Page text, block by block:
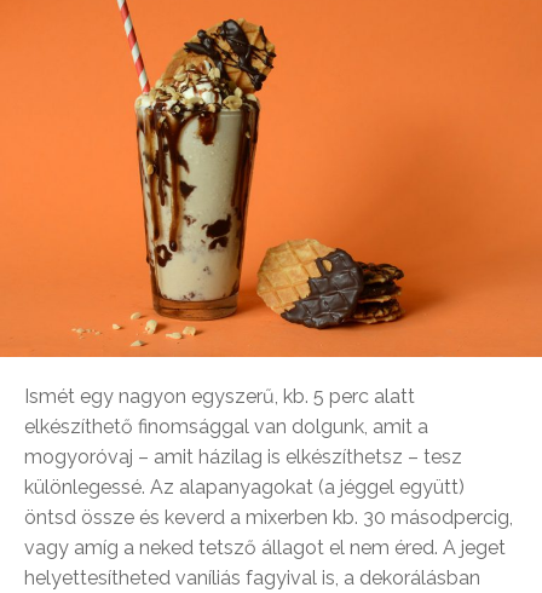
Ismét egy nagyon egyszerű, kb. 5 perc alatt
elkészíthető finomsággal van dolgunk, amit a
mogyoróvaj – amit házilag is elkészíthetsz – tesz
különlegessé. Az alapanyagokat (a jéggel együtt)
öntsd össze és keverd a mixerben kb. 30 másodpercig,
vagy amíg a neked tetsző állagot el nem éred. A jeget
helyettesítheted vaníliás fagyival is, a dekorálásban